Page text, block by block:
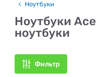
Ноутбуки
Ноутбуки
ноутбуки
Фильтр